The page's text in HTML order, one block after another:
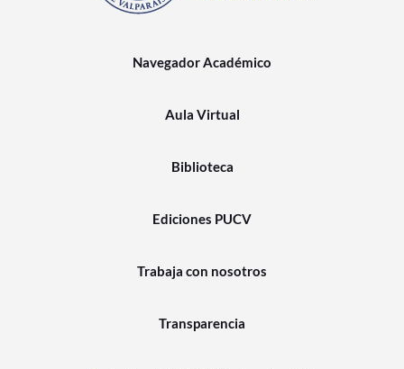
Navegador Académico
Aula Virtual
Biblioteca
Ediciones PUCV
Trabaja con nosotros
Transparencia